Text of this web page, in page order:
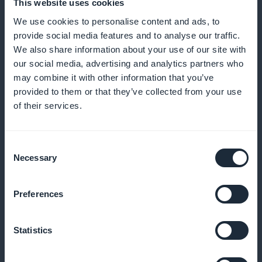
This website uses cookies
We use cookies to personalise content and ads, to
provide social media features and to analyse our traffic.
We also share information about your use of our site with
our social media, advertising and analytics partners who
may combine it with other information that you’ve
provided to them or that they’ve collected from your use
of their services.
Selection
Necessary
Preferences
Statistics
Integrar vídeos explicativos para ilustrar conceitos
complexos de TI e aumentar a compreensão
Notificações push para estimular o
cursos e atualizações importantes
flexibilidade